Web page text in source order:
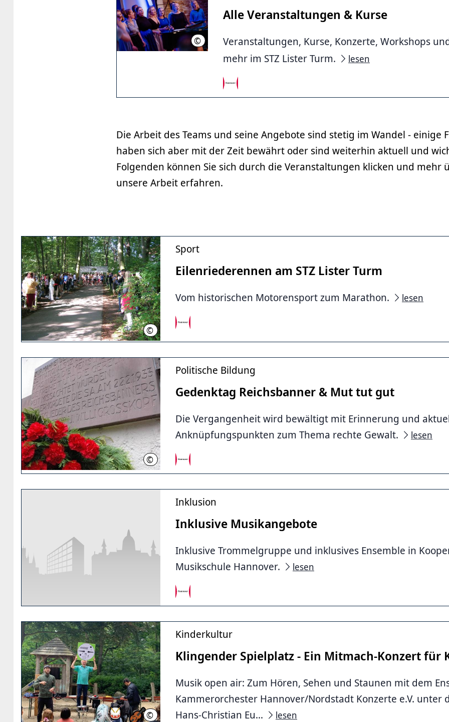
© Simona Bednarek
Alle Veranstaltungen & Kurse
Veranstaltungen, Kurse, Konzerte, Workshops
mehr im STZ Lister Turm.
lesen
Die Arbeit des Teams und seine Angebote sind stetig im Wandel - einige
haben sich aber mit der Zeit bewährt oder sind weiterhin aktuell und
Folgenden können Sie sich durch die Veranstaltungen klicken und mehr
unsere Arbeit erfahren.
© LHH
Sport
Eilenriederennen am STZ Lister Turm
Vom historischen Motorensport zum Marathon. lesen
© LHH
Politische Bildung
Gedenktag Reichsbanner & Mut tut gut
Die Vergangenheit wird bewältigt mit Erinnerung und
Anknüpfungspunkten zum Thema rechte Gewalt.
lesen
Inklusion
Inklusive Musikangebote
Inklusive Trommelgruppe und inklusives Ensemble in
Musikschule Hannover.
lesen
© LHH
Kinderkultur
Klingender Spielplatz - Ein Mitmach-Konzert für
Musik open air: Zum Hören, Sehen und Staunen mit dem
Kammerorchester Hannover/Nordstadt Konzerte e.V. unter
Hans-Christian Eu...
lesen